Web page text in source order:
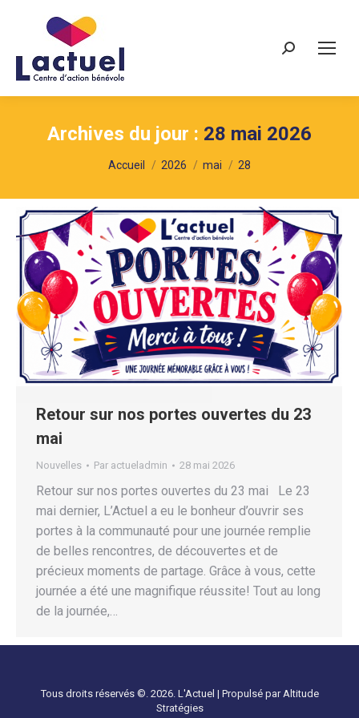
Recherche
Archives du jour : 28 mai 2026
Vous êtes ici :
Accueil 2026 mai 28
Retour sur nos portes ouvertes du 23
mai
Nouvelles Par actueladmin 28 mai 2026
Retour sur nos portes ouvertes du 23 mai Le 23
mai dernier, L’Actuel a eu le bonheur d’ouvrir ses
portes à la communauté pour une journée remplie
de belles rencontres, de découvertes et de
précieux moments de partage. Grâce à vous, cette
journée a été une magnifique réussite! Tout au long
de la journée,…
Tous droits réservés ©. 2026. L'Actuel | Propulsé par Altitude
Stratégies